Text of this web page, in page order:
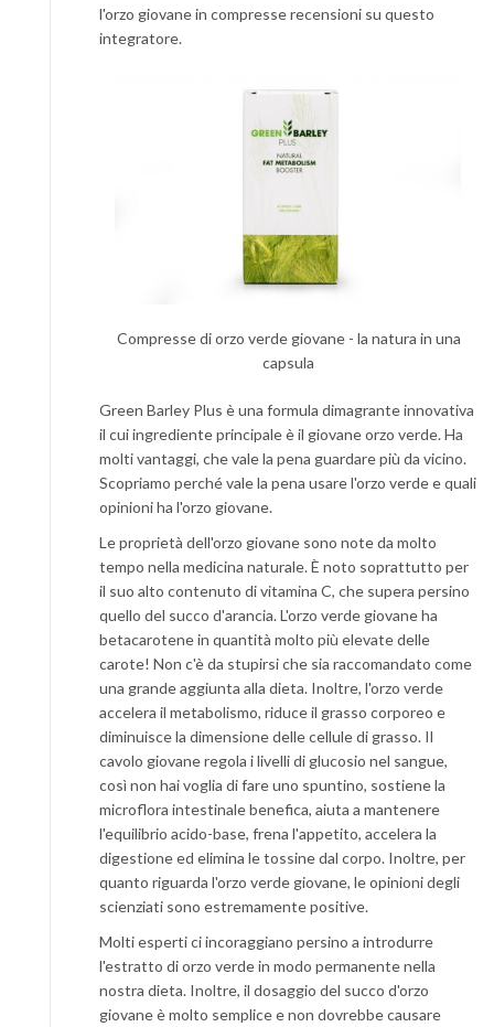
l'orzo giovane in compresse recensioni su questo
integratore.
Compresse di orzo verde giovane - la natura in una
capsula
Green Barley Plus è una formula dimagrante innovativa
il cui ingrediente principale è il giovane orzo verde. Ha
molti vantaggi, che vale la pena guardare più da vicino.
Scopriamo perché vale la pena usare l'orzo verde e quali
opinioni ha l'orzo giovane.
Le proprietà dell'orzo giovane sono note da molto
tempo nella medicina naturale. È noto soprattutto per
il suo alto contenuto di vitamina C, che supera persino
quello del succo d'arancia. L'orzo verde giovane ha
betacarotene in quantità molto più elevate delle
carote! Non c'è da stupirsi che sia raccomandato come
una grande aggiunta alla dieta. Inoltre, l'orzo verde
accelera il metabolismo, riduce il grasso corporeo e
diminuisce la dimensione delle cellule di grasso. Il
cavolo giovane regola i livelli di glucosio nel sangue,
così non hai voglia di fare uno spuntino, sostiene la
microflora intestinale benefica, aiuta a mantenere
l'equilibrio acido-base, frena l'appetito, accelera la
digestione ed elimina le tossine dal corpo. Inoltre, per
quanto riguarda l'orzo verde giovane, le opinioni degli
scienziati sono estremamente positive.
Molti esperti ci incoraggiano persino a introdurre
l'estratto di orzo verde in modo permanente nella
nostra dieta. Inoltre, il dosaggio del succo d'orzo
giovane è molto semplice e non dovrebbe causare